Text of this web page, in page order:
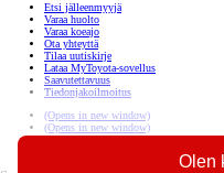
Olen
Etsi jälleenmyyjä
Varaa huolto
Varaa koeajo
Ota yhteyttä
Tilaa uutiskirje
Lataa MyToyota-sovellus
Saavutettavuus
Tiedonjakoilmoitus
(Opens in new window)
(Opens in new window)
(Opens in new window)